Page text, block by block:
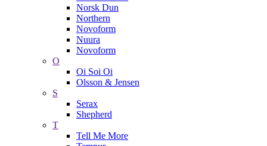
Norsk Dun
Northern
Novoform
Nuura
Novoform
O
Oi Soi Oi
Olsson & Jensen
S
Serax
Shepherd
T
Tell Me More